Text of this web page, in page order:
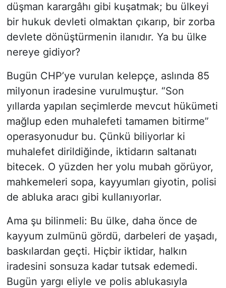
düşman karargâhı gibi kuşatmak; bu ülkeyi
bir hukuk devleti olmaktan çıkarıp, bir zorba
devlete dönüştürmenin ilanıdır. Ya bu ülke
nereye gidiyor?
Bugün CHP’ye vurulan kelepçe, aslında 85
milyonun iradesine vurulmuştur. “Son
yıllarda yapılan seçimlerde mevcut hükümeti
mağlup eden muhalefeti tamamen bitirme”
operasyonudur bu. Çünkü biliyorlar ki
muhalefet dirildiğinde, iktidarın saltanatı
bitecek. O yüzden her yolu mubah görüyor,
mahkemeleri sopa, kayyumları giyotin, polisi
de abluka aracı gibi kullanıyorlar.
Ama şu bilinmeli: Bu ülke, daha önce de
kayyum zulmünü gördü, darbeleri de yaşadı,
baskılardan geçti. Hiçbir iktidar, halkın
iradesini sonsuza kadar tutsak edemedi.
Bugün yargı eliyle ve polis ablukasıyla